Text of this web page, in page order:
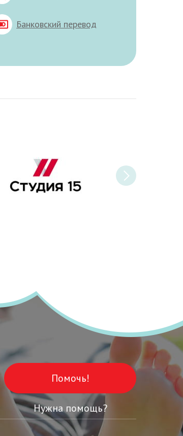
Банковский перевод
Помочь!
Нужна помощь?